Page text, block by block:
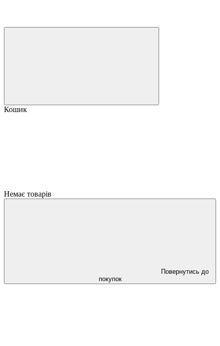
Кошик
Немає товарів
Повернутись до
покупок